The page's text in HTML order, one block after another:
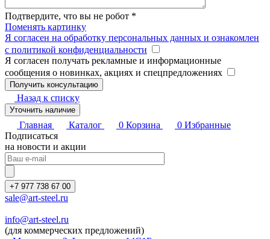
Подтвердите, что вы не робот *
Поменять картинку
Я согласен на обработку персональных данных и ознакомлен
с политикой конфиденциальности
Я согласен получать рекламные и информационные
сообщения о новинках, акциях и спецпредложениях
Назад к списку
Уточнить наличие
Главная Каталог 0 Корзина 0 Избранные
Подписаться
на новости и акции
+7 977 738 67 00
sale@art-steel.ru
info@art-steel.ru
(для коммерческих предложений)